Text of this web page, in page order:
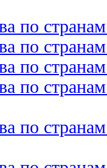
по
по
по
по
по